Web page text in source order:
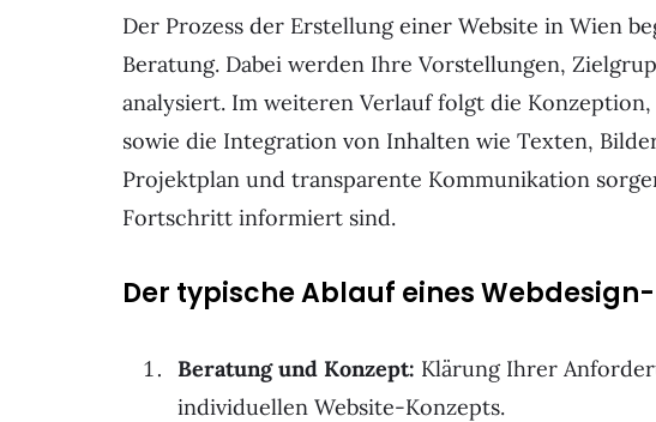
Der Prozess der Erstellung einer Website in Wien
Beratung. Dabei werden Ihre Vorstellungen,
analysiert. Im weiteren Verlauf folgt die
sowie die Integration von Inhalten wie Texten,
Projektplan und transparente Kommunikation
Fortschritt informiert sind.
Der typische Ablauf eines
Beratung und Konzept: Klärung Ihrer
individuellen Website-Konzepts.